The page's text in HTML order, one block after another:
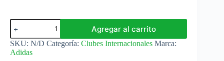
Camiseta
Liverpool
Baseball
25/26
Adidas
Agregar al carrito
SKU: N/D Categoría: Clubes Internacionales Marca:
Adidas